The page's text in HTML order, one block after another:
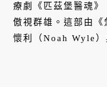
療劇《匹茲堡醫魂
傲視群雄。這部由《
懷利（Noah Wyle